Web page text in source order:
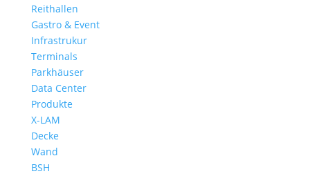
Reithallen
Gastro & Event
Infrastrukur
Terminals
Parkhäuser
Data Center
Produkte
X-LAM
Decke
Wand
BSH